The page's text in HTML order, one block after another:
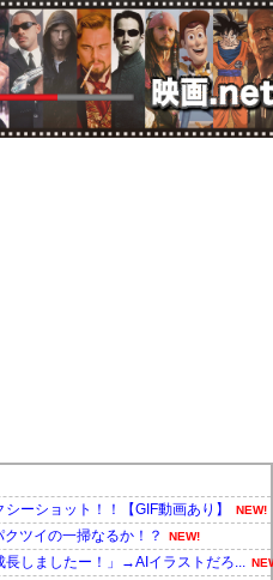
ーショット！！【GIF動画あり】
NEW!
ツイの一掃なるか！？ NEW!
長しましたー！」→AIイラストだろ...